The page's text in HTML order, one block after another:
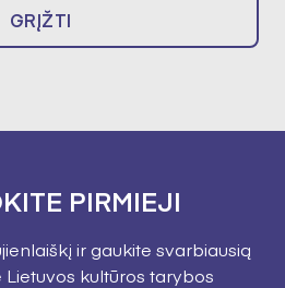
GRĮŽTI
PIRMIEJI
ir gaukite svarbiausią
kultūros tarybos